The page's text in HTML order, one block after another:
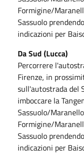
Formigine/
Sassuolo
indicazioni per
Da Sud (Lucca)
Percorrere
Firenze, in
sull'autostrada del
imboccare la
Sassuolo/
Formigine/
Sassuolo
indicazioni per